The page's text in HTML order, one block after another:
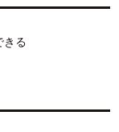
きる